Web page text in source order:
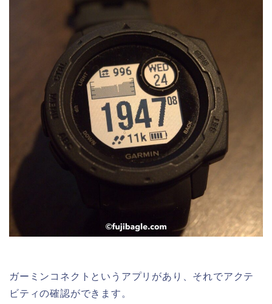
ガーミンコネクトというアプリがあり、それでアクテ
ビティの確認ができます。